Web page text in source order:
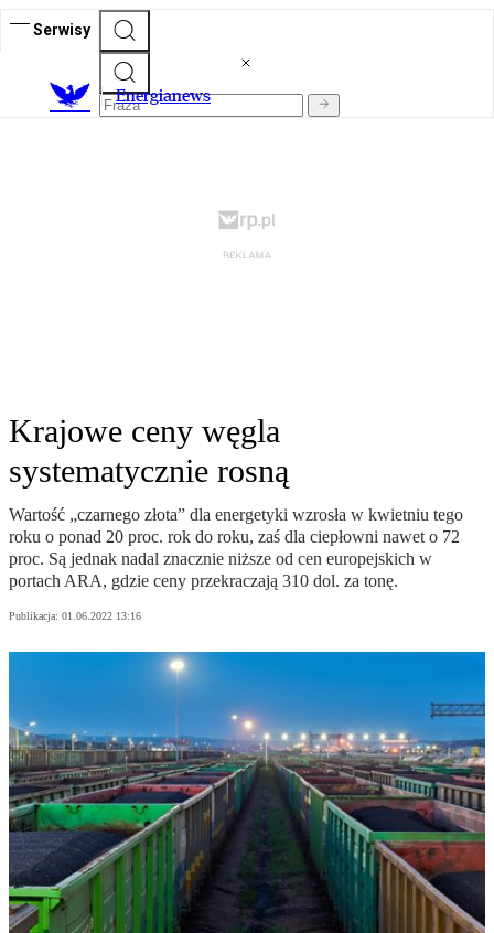
Serwisy
Energianews
Krajowe ceny węgla
systematycznie rosną
Wartość „czarnego złota” dla energetyki wzrosła w kwietniu tego
roku o ponad 20 proc. rok do roku, zaś dla ciepłowni nawet o 72
proc. Są jednak nadal znacznie niższe od cen europejskich w
portach ARA, gdzie ceny przekraczają 310 dol. za tonę.
Publikacja: 01.06.2022 13:16